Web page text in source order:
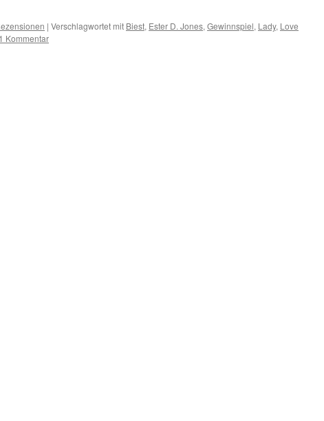
| Verschlagwortet mit Biest, Ester D. Jones, Gewinnspiel, Lady, Love
1 Kommentar